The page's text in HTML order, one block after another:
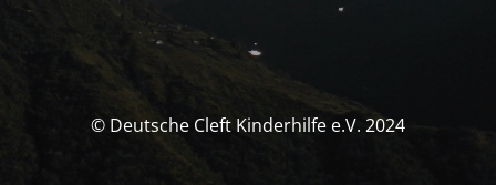
© Deutsche Cleft Kinderhilfe e.V. 2024